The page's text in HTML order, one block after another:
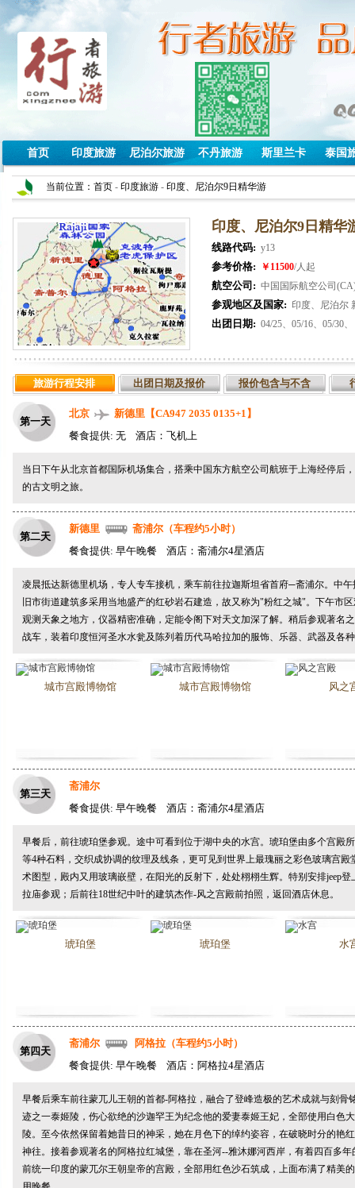
首页 印度旅游 尼泊尔旅游 不丹旅游 斯里兰卡 泰国
当前位置： 首页 - 印度旅游 - 印度、尼泊尔9日精华游
印度、尼泊尔9日精华
线路代码: y13
参考价格: ￥11500/人起
航空公司: 中国国际航空公司
参观地区及国家: 印度、尼泊尔
出团日期: 04/25、05/16、05/30、
旅游行程安排 出团日期及报价 报价包含与不含
第一天
北京
新德里【CA947 2035 0135+1】
餐食提供: 无 酒店：飞机上
当日下午从北京首都国际机场集合，搭乘中国东方航空公司航班于上海经停后
的古文明之旅。
第二天
新德里
斋浦尔（车程约5小时）
餐食提供: 早午晚餐 酒店：斋浦尔4星酒店
凌晨抵达新德里机场，专人专车接机，乘车前往拉迦斯坦省首府─斋浦尔。中
旧市街道建筑多采用当地盛产的红砂岩石建造，故又称为"粉红之城"。下午市
观测天象之地方，仪器精密准确，定能令阁下对天文加深了解。稍后参观著名之
战车，装着印度恒河圣水水瓮及陈列着历代马哈拉加的服饰、乐器、武器及各
城市宫殿博物馆 城市宫殿博物馆 风之
第三天
斋浦尔
餐食提供: 早午晚餐 酒店：斋浦尔4星酒店
早餐后，前往琥珀堡参观。途中可看到位于湖中央的水宫。琥珀堡由多个宫殿
等4种石料，交织成协调的纹理及线条，更可见到世界上最瑰丽之彩色玻璃宫
术图型，殿内又用玻璃嵌壁，在阳光的反射下，处处栩栩生辉。特别安排jeep登
拉庙参观；后前往18世纪中叶的建筑杰作-风之宫殿前拍照，返回酒店休息。
琥珀堡 琥珀堡 水
第四天
斋浦尔
阿格拉（车程约5小时）
餐食提供: 早午晚餐 酒店：阿格拉4星酒店
早餐后乘车前往蒙兀儿王朝的首都-阿格拉，融合了登峰造极的艺术成就与刻
迹之一泰姬陵 ，伤心欲绝的沙迦罕王为纪念他的爱妻泰姬王妃，全部使用白色
陵。至今依然保留着她昔日的神采，她在月色下的绰约姿容，在破晓时分的艳
神往。接着参观著名的阿格拉红城堡 ，靠在圣河--雅沐娜河西岸，有着四百多
前统一印度的蒙兀尔王朝皇帝的宫殿，全部用红色沙石筑成，上面布满了精美